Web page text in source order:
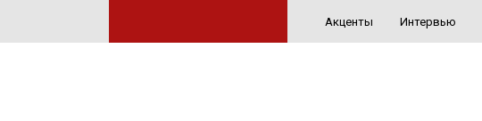
Акценты Интервью